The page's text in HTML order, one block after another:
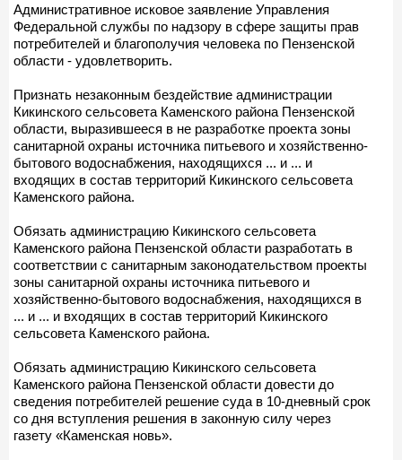
Административное исковое заявление Управления
Федеральной службы по надзору в сфере защиты прав
потребителей и благополучия человека по Пензенской
области - удовлетворить.
Признать незаконным бездействие администрации
Кикинского сельсовета Каменского района Пензенской
области, выразившееся в не разработке проекта зоны
санитарной охраны источника питьевого и хозяйственно-
бытового водоснабжения, находящихся ... и ... и
входящих в состав территорий Кикинского сельсовета
Каменского района.
Обязать администрацию Кикинского сельсовета
Каменского района Пензенской области разработать в
соответствии с санитарным законодательством проекты
зоны санитарной охраны источника питьевого и
хозяйственно-бытового водоснабжения, находящихся в
... и ... и входящих в состав территорий Кикинского
сельсовета Каменского района.
Обязать администрацию Кикинского сельсовета
Каменского района Пензенской области довести до
сведения потребителей решение суда в 10-дневный срок
со дня вступления решения в законную силу через
газету «Каменская новь».